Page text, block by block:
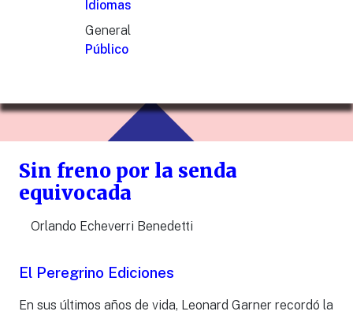
Idiomas
General
Público
Sin freno por la senda
equivocada
Orlando Echeverri Benedetti
El Peregrino Ediciones
En sus últimos años de vida, Leonard Garner recordó la